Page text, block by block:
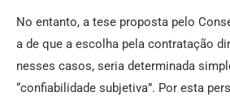
No entanto, a tese proposta pelo
a de que a escolha pela contratação
nesses casos, seria determinada
“confiabilidade subjetiva”. Por esta